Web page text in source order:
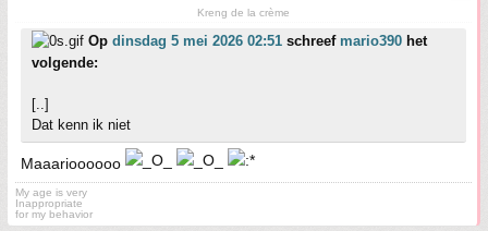
Kreng de la crème
Op dinsdag 5 mei 2026 02:51 schreef mario390 het
volgende:
[..]
Dat kenn ik niet
Maaarioooooo
My age is very
Inappropriate
for my behavior